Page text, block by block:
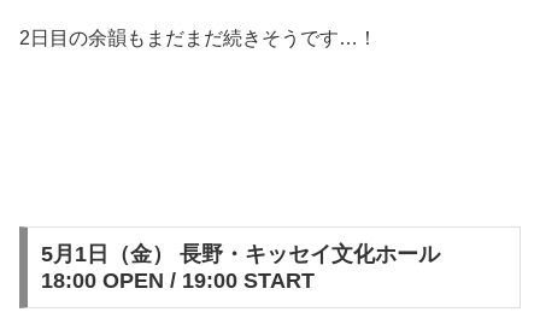
2日目の余韻もまだまだ続きそうです…！
5月1日（金） 長野・キッセイ⽂化ホール
18:00 OPEN / 19:00 START